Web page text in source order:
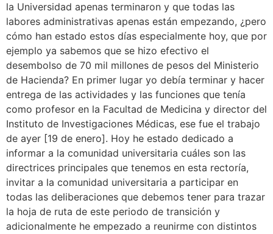
la Universidad apenas terminaron y que todas las
labores administrativas apenas están empezando, ¿pero
cómo han estado estos días especialmente hoy, que por
ejemplo ya sabemos que se hizo efectivo el
desembolso de 70 mil millones de pesos del Ministerio
de Hacienda? En primer lugar yo debía terminar y hacer
entrega de las actividades y las funciones que tenía
como profesor en la Facultad de Medicina y director del
Instituto de Investigaciones Médicas, ese fue el trabajo
de ayer [19 de enero]. Hoy he estado dedicado a
informar a la comunidad universitaria cuáles son las
directrices principales que tenemos en esta rectoría,
invitar a la comunidad universitaria a participar en
todas las deliberaciones que debemos tener para trazar
la hoja de ruta de este periodo de transición y
adicionalmente he empezado a reunirme con distintos